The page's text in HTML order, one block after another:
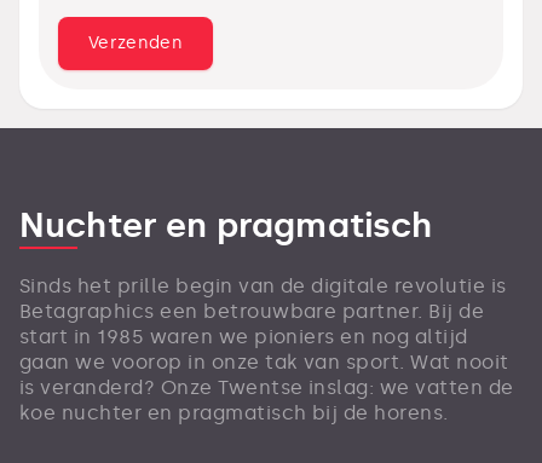
Nuchter en pragmatisch
Sinds het prille begin van de digitale revolutie is
Betagraphics een betrouwbare partner. Bij de
start in 1985 waren we pioniers en nog altijd
gaan we voorop in onze tak van sport. Wat nooit
is veranderd? Onze Twentse inslag: we vatten de
koe nuchter en pragmatisch bij de horens.